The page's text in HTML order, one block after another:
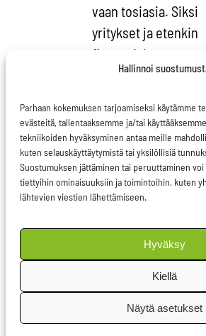
Hallinnoi
Parhaan kokemuksen tarjoamiseksi käytämme
evästeitä, tallentaaksemme ja/tai
tekniikoiden hyväksyminen antaa meille
kuten selauskäyttäytymistä tai yksilöllisiä
Suostumuksen jättäminen tai peruuttaminen
tiettyihin ominaisuuksiin ja toimintoihin, kuten
lähtevien viestien lähettämiseen.
Hyväksy
Kiellä
Näytä asetukset
vaan tosiasia. Siksi
yritykset ja etenkin
finanssiala ovat
huolissaan
rapautumisesta.
Talouden romahdus
tuhoaa meidät
merenpintojen
aikaisemmin.
toki hakea ennusteen
vahvistamiseksi
mielipiteen, mutta
toimenpiteiden